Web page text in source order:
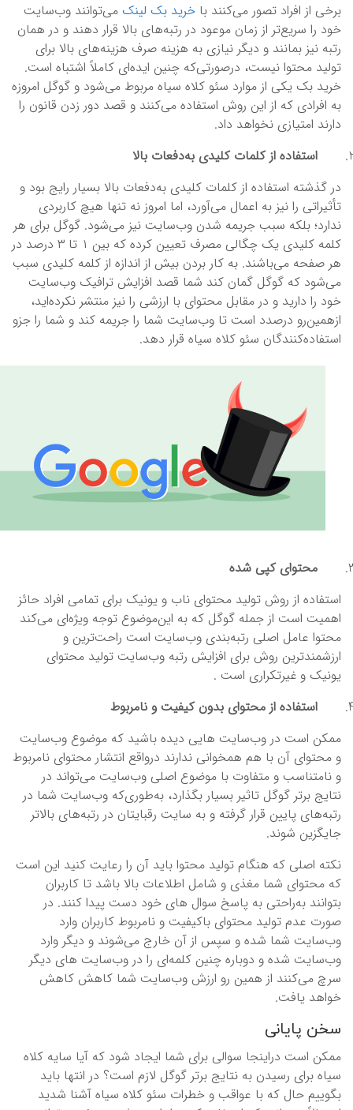
برخی از افراد تصور می‌کنند با خرید بک لینک می‌توانند وب‌سایت
خود را سریع‌تر از زمان موعود در رتبه‌های بالا قرار دهند و در همان
رتبه نیز بمانند و دیگر نیازی به هزینه صرف هزینه‌های بالا برای
تولید محتوا نیست، درصورتی‌که چنین ایده‌ای کاملاً اشتباه است.
خرید بک یکی از موارد سئو کلاه سیاه مربوط می‌شود و گوگل امروزه
به افرادی که از این روش استفاده می‌کنند و قصد دور زدن قانون را
دارند امتیازی نخواهد داد.
استفاده از کلمات کلیدی به‌دفعات بالا
در گذشته استفاده از کلمات کلیدی به‌دفعات بالا بسیار رایج بود و
تأثیراتی را نیز به اعمال می‌آورد، اما امروز نه ‌تنها هیچ کاربردی
ندارد؛ بلکه سبب جریمه شدن وب‌سایت نیز می‌شود. گوگل برای هر
کلمه کلیدی یک چگالی مصرف تعیین کرده که بین ۱ تا ۳ درصد در
هر صفحه می‌باشند. به کار بردن بیش ‌از اندازه از کلمه کلیدی سبب
می‌شود که گوگل گمان کند شما قصد افزایش ترافیک وب‌سایت
خود را دارید و در مقابل محتوای با ارزشی را نیز منتشر نکرده‌اید،
ازهمین‌رو درصدد است تا وب‌سایت شما را جریمه کند و شما را جزو
استفاده‌کنندگان سئو کلاه سیاه قرار دهد.
محتوای کپی شده
استفاده از روش تولید محتوای ناب و یونیک برای تمامی افراد حائز
اهمیت است از جمله گوگل که به این‌موضوع توجه ویژه‌ای می‌کند
محتوا عامل اصلی رتبه‌بندی وب‌سایت است راحت‌ترین و
ارزشمندترین روش برای افزایش رتبه وب‌سایت تولید محتوای
یونیک و غیرتکراری است .
استفاده از محتوای بدون کیفیت و نامربوط
ممکن است در وب‌سایت هایی دیده باشید که موضوع وب‌سایت
و محتوای آن با هم همخوانی ندارند درواقع انتشار محتوای نامربوط
و نامتناسب و متفاوت با موضوع اصلی وب‌سایت می‌تواند در
نتایج برتر گوگل تاثیر بسیار بگذارد، به‌طوری‌که وب‌سایت شما در
رتبه‌های پایین قرار گرفته و به سایت رقبایتان در رتبه‌های بالاتر
جایگزین شوند.
نکته اصلی که هنگام تولید محتوا باید آن را رعایت کنید این است
که محتوای شما مغذی و شامل اطلاعات بالا باشد تا کاربران
بتوانند به‌راحتی به پاسخ سوال ‌های خود دست پیدا کنند. در
صورت عدم تولید محتوای باکیفیت و نامربوط کاربران وارد
وب‌سایت شما شده و سپس از آن خارج می‌شوند و دیگر وارد
وب‌سایت شده و دوباره چنین کلمه‌ای را در وب‌سایت های دیگر
سرچ می‌کنند از همین ‌رو ارزش وب‌سایت شما کاهش کاهش
خواهد یافت.
سخن پایانی
ممکن است دراینجا‌ سوالی برای شما ایجاد شود که آیا سایه کلاه
سیاه برای رسیدن به نتایج برتر گوگل لازم است؟ در انتها باید
بگوییم حال که با عواقب و خطرات سئو کلاه سیاه آشنا شدید